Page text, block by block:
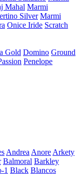
Mahal Marmi
Silver Marmi
Onice Iride Scratch
Gold Domino Ground
Penelope
Andrea Anore Arkety
Balmoral Barkley
1 Black Blancos